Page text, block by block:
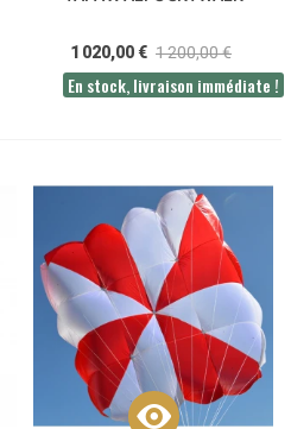
1 020,00 € 1 200,00 €
En stock, livraison immédiate !